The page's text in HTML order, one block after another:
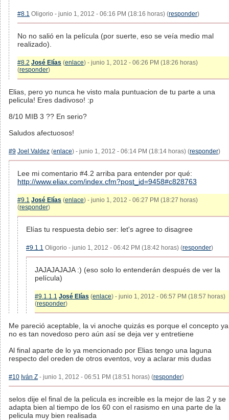
#8.1 Oligorio - junio 1, 2012 - 06:16 PM (18:16 horas) (responder)
No no salió en la película (por suerte, eso se veía medio mal
realizado).
#8.2 José Elías (enlace) - junio 1, 2012 - 06:26 PM (18:26 horas)
(responder)
Elias, pero yo nunca he visto mala puntuacion de tu parte a una
pelicula! Eres dadivoso! :p
8/10 MIB 3 ?? En serio?
Saludos afectuosos!
#9 Joel Valdez (enlace) - junio 1, 2012 - 06:14 PM (18:14 horas) (responder)
Lee mi comentario #4.2 arriba para entender por qué:
http://www.eliax.com/index.cfm?post_id=9458#c828763
#9.1 José Elías (enlace) - junio 1, 2012 - 06:27 PM (18:27 horas)
(responder)
Elías tu respuesta debio ser: let's agree to disagree
#9.1.1 Oligorio - junio 1, 2012 - 06:42 PM (18:42 horas) (responder)
JAJAJAJAJA :) (eso solo lo entenderán después de ver la
película)
#9.1.1.1 José Elías (enlace) - junio 1, 2012 - 06:57 PM (18:57 horas)
(responder)
Me pareció aceptable, la vi anoche quizás es porque el concepto ya
no es tan novedoso pero aún así se deja ver y entretiene
Al final aparte de lo ya mencionado por Elias tengo una laguna
respecto del oreden de otros eventos, voy a aclarar mis dudas
#10 Iván Z - junio 1, 2012 - 06:51 PM (18:51 horas) (responder)
selos dije el final de la pelicula es increible es la mejor de las 2 y se
adapta bien al tiempo de los 60 con el rasismo en una parte de la
pelicula muy bien realisada